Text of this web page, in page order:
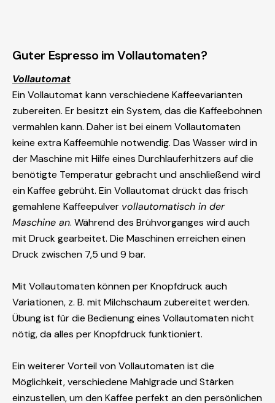
Guter Espresso im Vollautomaten?
Vollautomat
Ein Vollautomat kann verschiedene Kaffeevarianten
zubereiten. Er besitzt ein System, das die Kaffeebohnen
vermahlen kann. Daher ist bei einem Vollautomaten
keine extra Kaffeemühle notwendig. Das Wasser wird in
der Maschine mit Hilfe eines Durchlauferhitzers auf die
benötigte Temperatur gebracht und anschließend wird
ein Kaffee gebrüht. Ein Vollautomat drückt das frisch
gemahlene Kaffeepulver vollautomatisch in der
Maschine an. Während des Brühvorganges wird auch
mit Druck gearbeitet. Die Maschinen erreichen einen
Druck zwischen 7,5 und 9 bar.
Mit Vollautomaten können per Knopfdruck auch
Variationen, z. B. mit Milchschaum zubereitet werden.
Übung ist für die Bedienung eines Vollautomaten nicht
nötig, da alles per Knopfdruck funktioniert.
Ein weiterer Vorteil von Vollautomaten ist die
Möglichkeit, verschiedene Mahlgrade und Stärken
einzustellen, um den Kaffee perfekt an den persönlichen